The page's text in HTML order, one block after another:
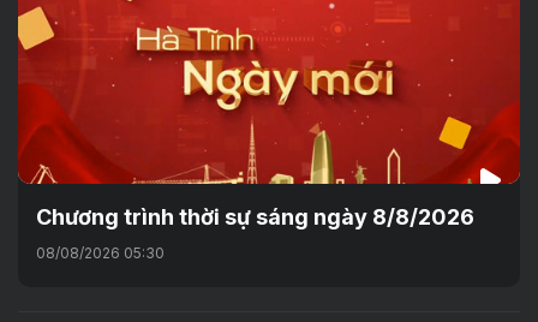
Chương trình thời sự sáng ngày 8/8/2026
08/08/2026 05:30